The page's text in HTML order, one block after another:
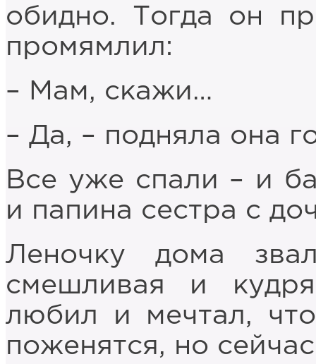
обидно. Тогда он
промямлил:
– Мам, скажи…
– Да, – подняла она
Все уже спали – и
и папина сестра с
Леночку дома
смешливая и
любил и мечтал,
поженятся, но